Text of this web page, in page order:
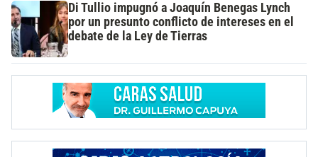
Di Tullio impugnó a Joaquín Benegas Lynch
por un presunto conflicto de intereses en el
debate de la Ley de Tierras